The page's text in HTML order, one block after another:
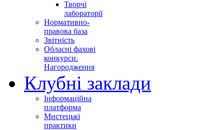
Творчі
лабораторії
Нормативно-
правова база
Звітність
Обласні фахові
конкурси.
Нагородження
Клубні заклади
Інформаційна
платформа
Мистецькі
практики